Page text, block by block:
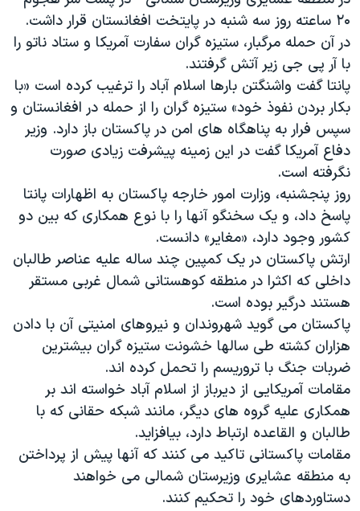
نرگس محمدی برنده جایزه نوبل صلح
همایش محافظه‌کاران آمریکا «سی‌پک»
صفحه‌های ویژه
سفر پرزیدنت ترامپ به چین
۲۰ ساعته روز سه شنبه در پایتخت افغانستان قرار داشت.
در آن حمله مرگبار، ستیزه گران سفارت آمریکا و ستاد ناتو را
با آر پی جی زیر آتش گرفتند.
پانتا گفت واشنگتن بارها اسلام آباد را ترغیب کرده است «با
بکار بردن نفوذ خود» ستیزه گران را از حمله در افغانستان و
سپس فرار به پناهگاه های امن در پاکستان باز دارد. وزیر
دفاع آمریکا گفت در این زمینه پیشرفت زیادی صورت
نگرفته است.
روز پنجشنبه، وزارت امور خارجه پاکستان به اظهارات پانتا
پاسخ داد، و یک سخنگو آنها را با نوع همکاری که بین دو
کشور وجود دارد، «مغایر» دانست.
ارتش پاکستان در یک کمپین چند ساله علیه عناصر طالبان
داخلی که اکثرا در منطقه کوهستانی شمال غربی مستقر
هستند درگیر بوده است.
پاکستان می گوید شهروندان و نیروهای امنیتی آن با دادن
هزاران کشته طی سالها خشونت ستیزه گران بیشترین
ضربات جنگ با تروریسم را تحمل کرده اند.
مقامات آمریکایی از دیرباز از اسلام آباد خواسته اند بر
همکاری علیه گروه های دیگر، مانند شبکه حقانی که با
طالبان و القاعده ارتباط دارد، بیافزاید.
مقامات پاکستانی تاکید می کنند که آنها پیش از پرداختن
به منطقه عشایری وزیرستان شمالی می خواهند
دستاوردهای خود را تحکیم کنند.